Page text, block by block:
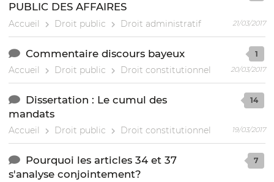
PUBLIC DES AFFAIRES
Accueil Droit public Droit administratif 21/03/2017
Commentaire discours bayeux
Accueil Droit public Droit constitutionnel
1
20/03/2017
Dissertation : Le cumul des
mandats
Accueil Droit public Droit constitutionnel
14
19/03/2017
Pourquoi les articles 34 et 37
s'analyse conjointement?
7